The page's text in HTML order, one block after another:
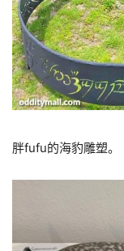
胖fufu的海豹雕塑。